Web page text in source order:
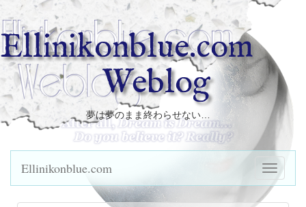
Ellinikonblue.com
Weblog
夢は夢のまま終わらせない…
Ellinikonblue.com